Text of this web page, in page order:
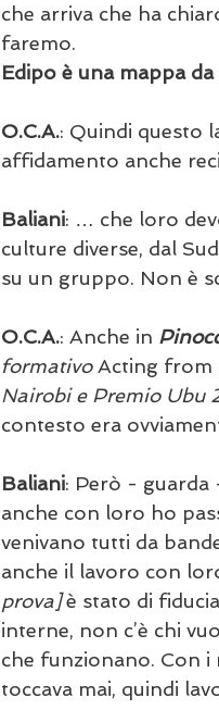
che arriva che ha
faremo.
Edipo è una mappa
O.C.A.: Quindi questo
affidamento
Baliani: … che loro
culture diverse, dal
su un gruppo. Non è
O.C.A.: Anche in
formativo Acting from
Nairobi e Premio Ubu
contesto era
Baliani: Però - guarda
anche con loro ho
venivano tutti da
anche il lavoro con
prova] è stato di
interne, non c’è chi
che funzionano. Con
toccava mai, quindi